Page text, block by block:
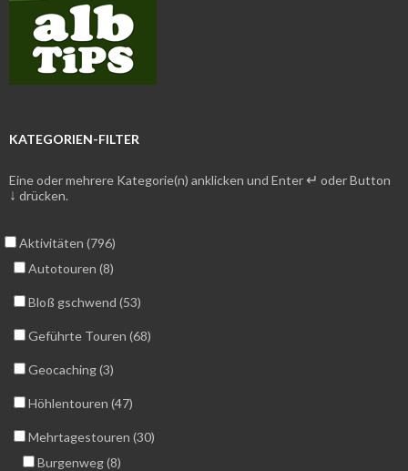
KATEGORIEN-FILTER
Eine oder mehrere Kategorie(n) anklicken und Enter ↵ oder Button
↓ drücken.
Aktivitäten (796)
Autotouren (8)
Bloß gschwend (53)
Geführte Touren (68)
Geocaching (3)
Höhlentouren (47)
Mehrtagestouren (30)
Burgenweg (8)